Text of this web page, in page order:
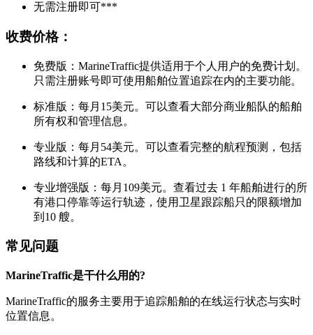
无需注册即可***
收费价格：
免费版：MarineTraffic提供适用于个人用户的免费计划。
只需注册账号即可使用船舶位置追踪在内的主要功能。
标准版：每月15美元。可以查看大部分商业船队的船舶
所有权和管理信息。
专业版：每月54美元。可以查看完整的航程预测，包括
路线和计算的ETA。
专业增强版：每月109美元。查看过去 1 年船舶进行的所
有港口停靠等运行轨迹，使用卫星跟踪船只的限额增加
到10 艘。
常见问题
MarineTraffic是干什么用的?
MarineTraffic的服务主要用于追踪船舶的在线运行状态与实时
位置信息。